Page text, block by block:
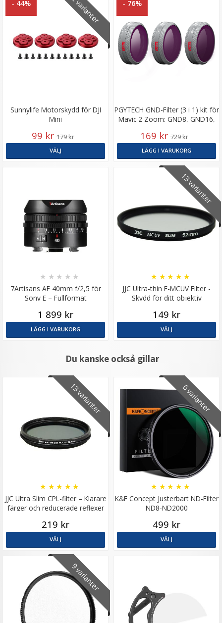
2 varianter
- 44%
Sunnylife Motorskydd för DJI
Mini
99 kr 179 kr
VÄLJ
- 76%
PGYTECH GND-Filter (3 i 1) kit för
Mavic 2 Zoom: GND8, GND16,
169 kr 729 kr
LÄGG I VARUKORG
7Artisans AF 40mm f/2,5 för
Sony E – Fullformat
★ ★ ★ ★ ★
1 899 kr
LÄGG I VARUKORG
13 varianter
JJC Ultra-thin F-MCUV Filter -
Skydd för ditt objektiv
★ ★ ★ ★ ★
149 kr
VÄLJ
Du kanske också gillar
13 varianter
JJC Ultra Slim CPL-filter – Klarare
färger och reducerade reflexer
★ ★ ★ ★ ★
219 kr
VÄLJ
6 varianter
K&F Concept Justerbart ND-Filter
ND8-ND2000
★ ★ ★ ★ ★
499 kr
VÄLJ
9 varianter